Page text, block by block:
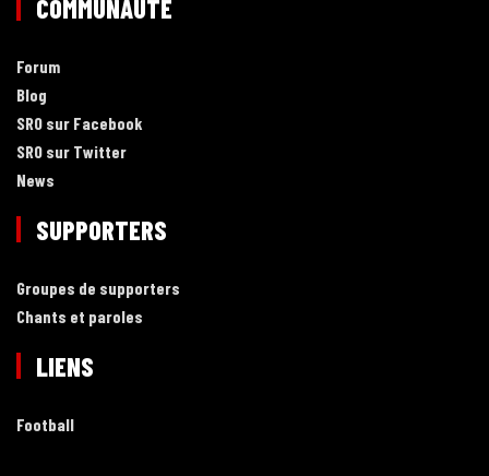
COMMUNAUTÉ
Forum
Blog
SRO sur Facebook
SRO sur Twitter
News
SUPPORTERS
Groupes de supporters
Chants et paroles
LIENS
Football